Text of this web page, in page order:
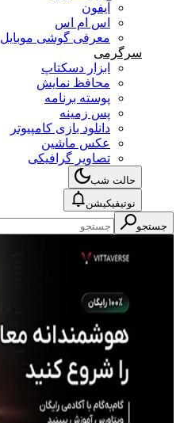
آیفون
اس ام اس
معرفی گوشی موبایل
سرگرمی
ابزار دسکتاپ
محافظ نمایش
پوسته برنامه
پس زمینه
دانلود بازی کامپیوتر
عکس ماشین
تصاویر گرافیکی
حالت شب
نوتیفیکیشن
جستجو